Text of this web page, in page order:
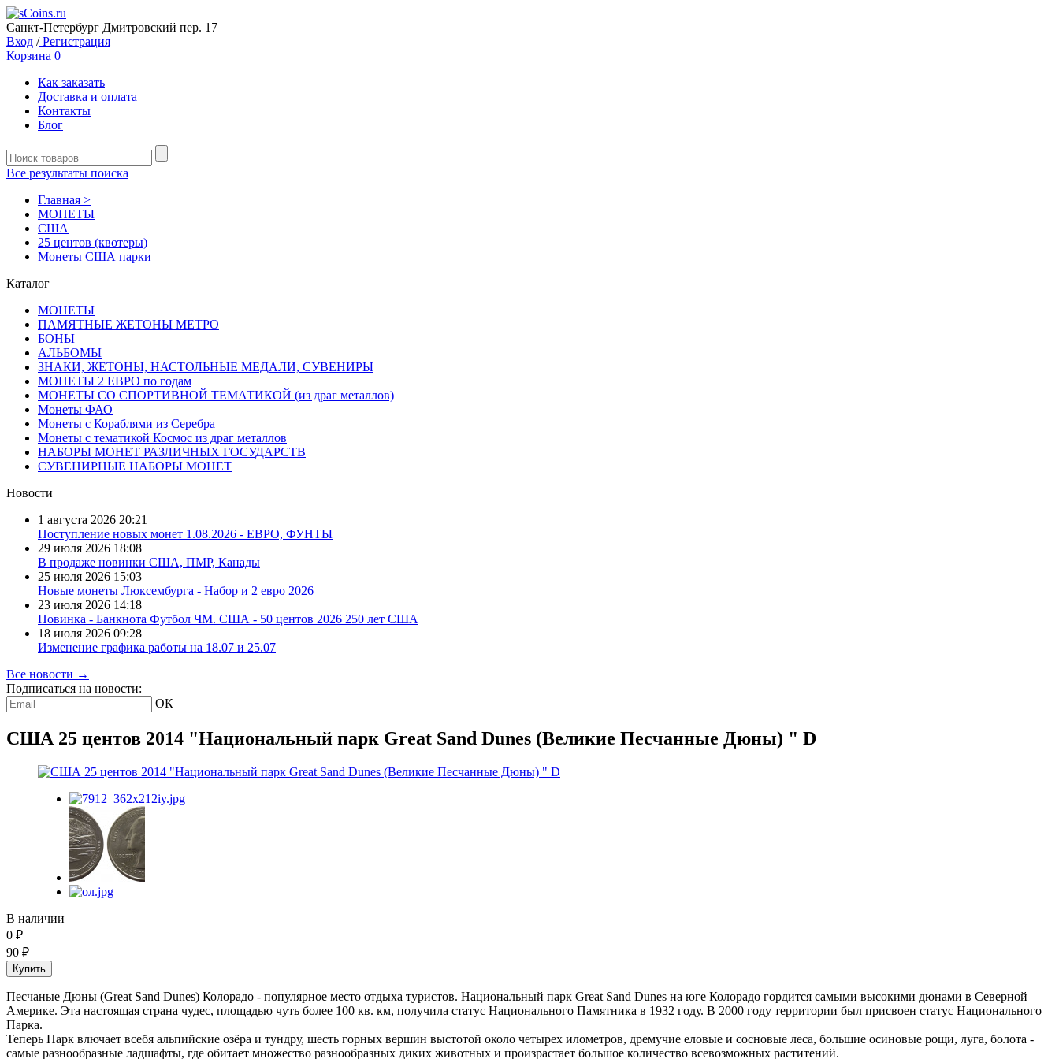
Санкт-Петербург Дмитровский пер. 17
Вход /Регистрация
Корзина 0
Как заказать
Доставка и оплата
Контакты
Блог
Все результаты поиска
Главная >
MОНЕТЫ
США
25 центов (квотеры)
Монеты США парки
Каталог
MОНЕТЫ
ПАМЯТНЫЕ ЖЕТОНЫ МЕТРО
БОНЫ
АЛЬБОМЫ
ЗНАКИ, ЖЕТОНЫ, НАСТОЛЬНЫЕ МЕДАЛИ, СУВЕНИРЫ
МОНЕТЫ 2 ЕВРО по годам
МОНЕТЫ СО СПОРТИВНОЙ ТЕМАТИКОЙ (из драг металлов)
Монеты ФАО
Монеты с Кораблями из Серебра
Монеты с тематикой Космос из драг металлов
НАБОРЫ МОНЕТ РАЗЛИЧНЫХ ГОСУДАРСТВ
СУВЕНИРНЫЕ НАБОРЫ МОНЕТ
Новости
1 августа 2026 20:21
Поступление новых монет 1.08.2026 - ЕВРО, ФУНТЫ
29 июля 2026 18:08
В продаже новинки США, ПМР, Канады
25 июля 2026 15:03
Новые монеты Люксембурга - Набор и 2 евро 2026
23 июля 2026 14:18
Новинка - Банкнота Футбол ЧМ. США - 50 центов 2026 250 лет США
18 июля 2026 09:28
Изменение графика работы на 18.07 и 25.07
Все новости →
Подписаться на новости:
ОК
США 25 центов 2014 "Национальный парк Great Sand Dunes (Великие Песчанные Дюны) " D
В наличии
0 ₽
90 ₽
Песчаные Дюны (Great Sand Dunes) Колорадо - популярное место отдыха туристов. Национальный парк Great Sand Dunes на юге Колорадо гордится самыми высокими дюнами в Северной
Америке. Эта настоящая страна чудес, площадью чуть более 100 кв. км, получила статус Национального Памятника в 1932 году. В 2000 году территории был присвоен статус Национального
Парка.
Теперь Парк влючает всебя альпийские озёра и тундру, шесть горных вершин выстотой около четырех илометров, дремучие еловые и сосновые леса, большие осиновые рощи, луга, болота -
самые разнообразные ладшафты, где обитает множество разнообразных диких животных и произрастает большое количество всевозможных раститений.